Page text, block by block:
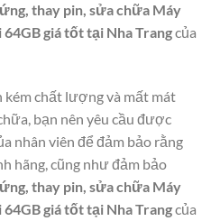
thay pin, sửa chữa Máy
giá tốt tại Nha Trangcủa
chất lượng và mất mát
bạn nên yêu cầu được
nhân viên để đảm bảo rằng
hãng, cũng như đảm bảo
thay pin, sửa chữa Máy
giá tốt tại Nha Trangcủa